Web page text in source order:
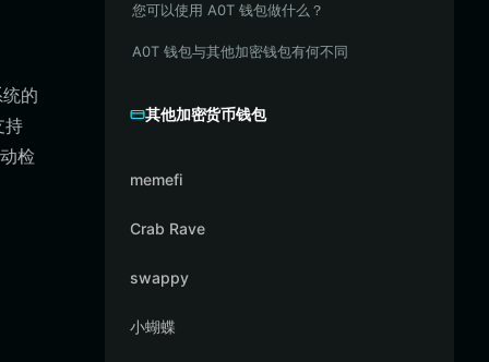
的
持
检
您可以使用 A0T 钱包做什么？
A0T 钱包与其他加密钱包有何不同
其他加密货币钱包
memefi
Crab Rave
swappy
小蝴蝶